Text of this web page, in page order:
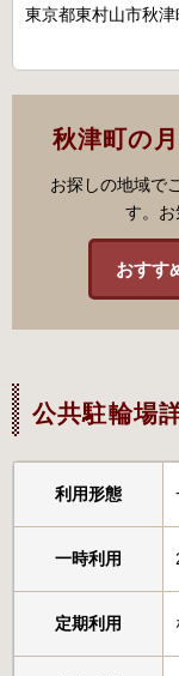
東京都東村山市秋津
秋津町の
お探しの地域で
す。お
おすす
公共駐輪場
利用形態
一時利用
定期利用